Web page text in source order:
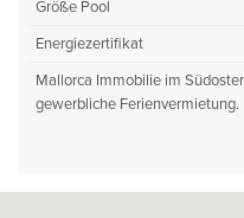
Größe Pool
Energiezertifikat
Mallorca Immobilie im
gewerbliche Ferienvermietung.